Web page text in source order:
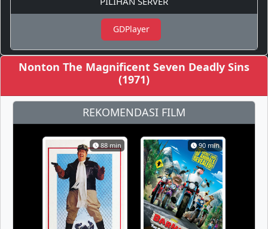
GDPlayer
Nonton The Magnificent Seven Deadly Sins
(1971)
REKOMENDASI FILM
88 min 90 min